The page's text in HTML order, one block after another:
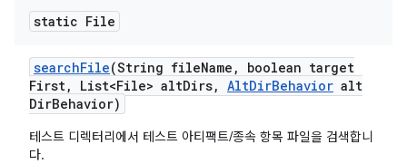
static File
searchFile(String fileName ,
boolean target
First, List<File> altDirs, AltDirBehavior alt
DirBehavior)
테스트 디렉터리에서 테스트 아티팩트/종속 항목 파일을 검색합니
다.